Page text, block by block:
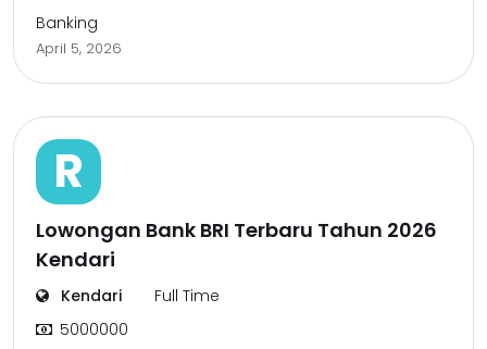
Banking
April 5, 2026
R
Lowongan Bank BRI Terbaru Tahun 2026
Kendari
Kendari
Full Time
5000000